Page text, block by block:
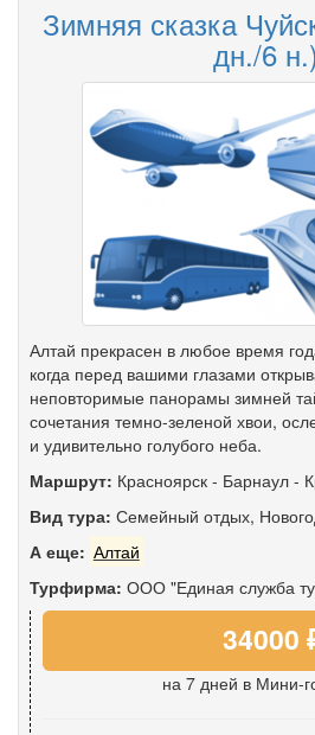
Зимняя сказка
дн./6 н.)
Алтай прекрасен в любое время
когда перед вашими глазами
неповторимые панорамы зимней
сочетания темно-зеленой хвои,
и удивительно голубого неба.
Маршрут: Красноярск - Барнаул -
Вид тура: Семейный отдых,
А еще: Алтай
Турфирма: ООО "Единая служба
34000
на 7 дней в Мини-